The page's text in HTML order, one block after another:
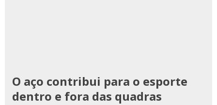
O aço contribui para o esporte
dentro e fora das quadras